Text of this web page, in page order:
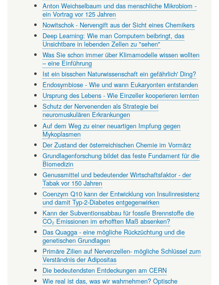
Anton Weichselbaum und das menschliche Mikrobiom -
ein Vortrag vor 125 Jahren
Nowitschok - Nervengift aus der Sicht eines Chemikers
Deep Learning: Wie man Computern beibringt, das
Unsichtbare in lebenden Zellen zu "sehen"
Was Sie schon immer über Klimamodelle wissen wollten
– eine Einführung
Ist ein bisschen Naturwissenschaft ein gefährlich' Ding?
Endosymbiose - Wie und wann Eukaryonten entstanden
Ursprung des Lebens - Wie Einzeller kooperieren lernten
Schutz der Nervenenden als Strategie bei
neuromuskulären Erkrankungen
Auf dem Weg zu einer neuartigen Impfung gegen
Mykoplasmen
Der Zustand der österreichischen Chemie im Vormärz
Grundlagenforschung bildet das feste Fundament für die
Biomedizin
Genussmittel und bedeutender Wirtschaftsfaktor - der
Tabak vor 150 Jahren
Coenzym Q10 kann der Entwicklung von Insulinresistenz
und damit Typ-2-Diabetes entgegenwirken
Kann der Subventionsabbau für fossile Brennstoffe die
CO₂ Emissionen im erhofften Maß absenken?
Das Quagga - eine mögliche Rückzüchtung und die
genetischen Grundlagen
Primäre Zilien auf Nervenzellen- mögliche Schlüssel zum
Verständnis der Adipositas
Die bedeutendsten Entdeckungen am CERN
Wie real ist das, was wir wahrnehmen? Optische